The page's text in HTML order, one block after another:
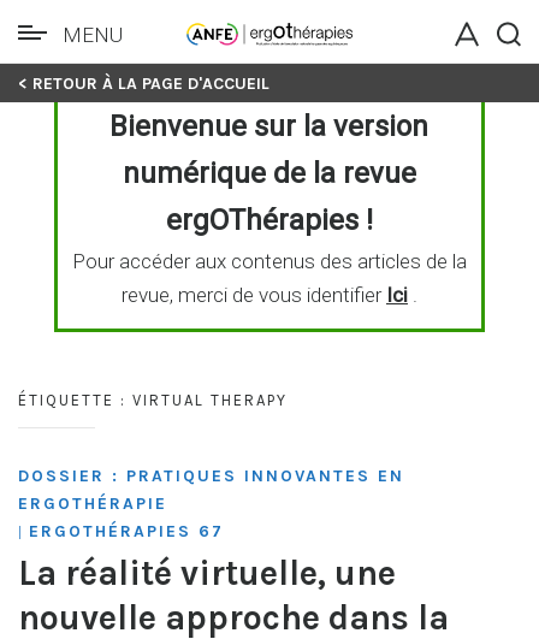
Skip
MENU
< RETOUR À LA PAGE D'ACCUEIL
Bienvenue sur la version
numérique de la revue
ergOThérapies !
Pour accéder aux contenus des articles de la
revue, merci de vous identifier Ici.
ÉTIQUETTE : VIRTUAL THERAPY
DOSSIER : PRATIQUES INNOVANTES EN
ERGOTHÉRAPIE
| ERGOTHÉRAPIES 67
La réalité virtuelle, une
nouvelle approche dans la